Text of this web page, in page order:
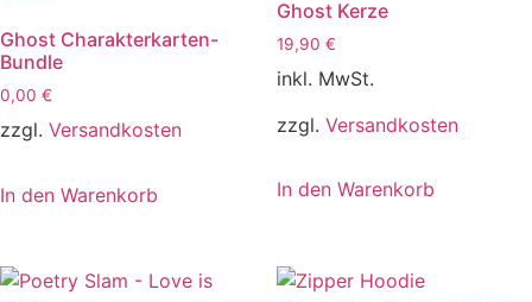
Ghost Charakterkarten-
Bundle
0,00 €
zzgl. Versandkosten
In den Warenkorb
Ghost Kerze
19,90 €
inkl. MwSt.
zzgl. Versandkosten
In den Warenkorb